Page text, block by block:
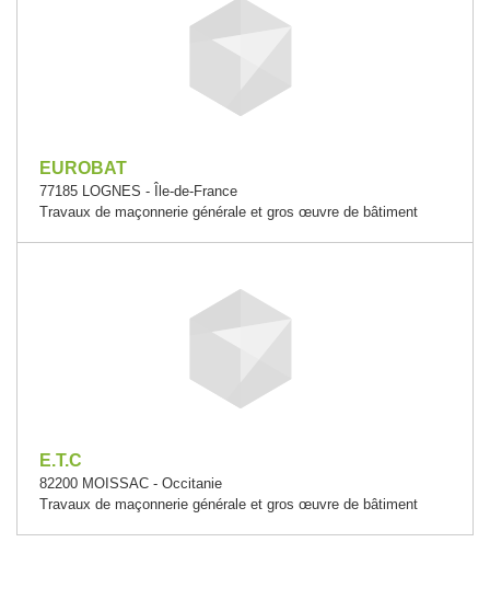
EUROBAT
77185 LOGNES - Île-de-France
Travaux de maçonnerie générale et gros œuvre de bâtiment
E.T.C
82200 MOISSAC - Occitanie
Travaux de maçonnerie générale et gros œuvre de bâtiment